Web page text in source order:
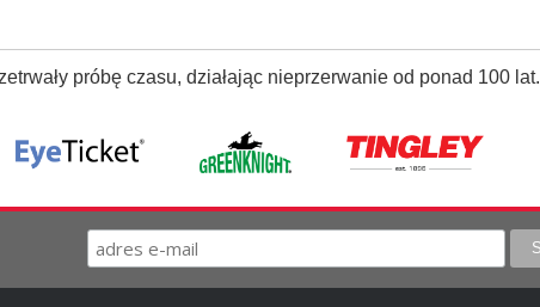
próbę czasu, działając nieprzerwanie od ponad 100 lat.